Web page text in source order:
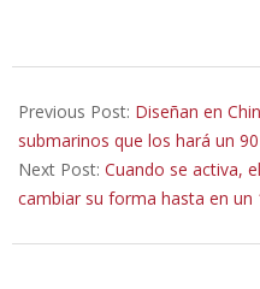
10-
17
Previous Post: Diseñan en
submarinos que los hará un
Next Post: Cuando se activa,
cambiar su forma hasta en un